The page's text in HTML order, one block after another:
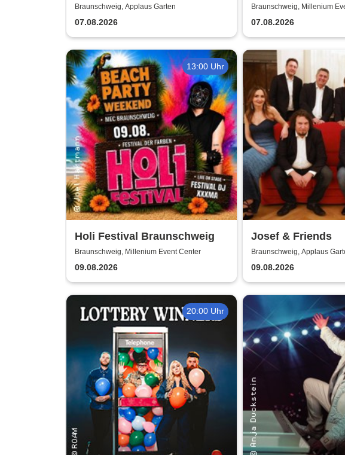
Sweethearts - Live 2026
Braunschweig, Applaus Garten
07.08.2026
Poltergst x
Braunschweig, Millenium
07.08.2026
13:00 Uhr
Holi Festival Braunschweig
Braunschweig, Millenium Event Center
09.08.2026
Josef & Friends
Braunschweig, Applaus
09.08.2026
20:00 Uhr